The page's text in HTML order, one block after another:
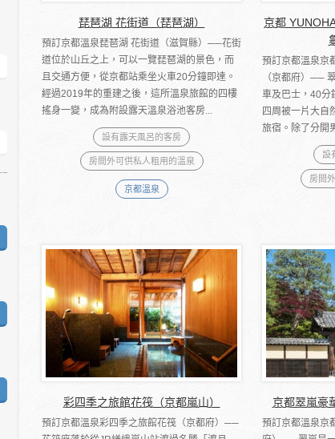
琵琶湖 花街道（琵琶湖）
預訂京都溫泉琵琶湖 花街道（滋賀縣）──花街
道位於山丘之上，可以一覽琵琶湖的景色，而
且交通方便，從京都站乘坐火車20分鐘即達。
經過2019年的重建之後，這所溫泉旅館的四樓
搖身一變，成為附設露天溫泉浴池客房...
設有露天風呂的客房
房間外可供私人租用的溫泉
京都溫泉
京都
預訂京都溫泉京
（京都府）──
車及巴士，40分
四周被一片大自
旅宿。除了分開
設
房間
彩四季之旅館花筏（京都嵐山）
預訂京都溫泉彩四季之旅館花筏（京都府）──
京都翠嵐豪
預訂京都溫泉京